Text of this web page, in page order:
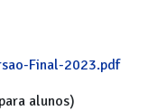
Final-2023.pdf
alunos)